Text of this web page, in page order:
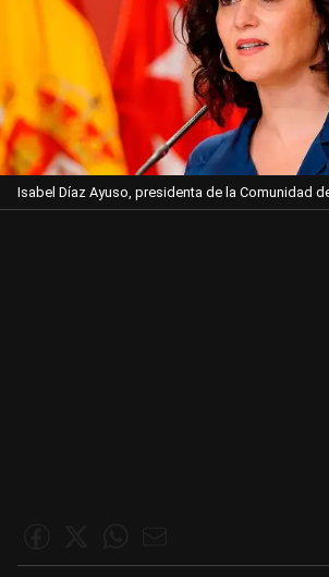
Isabel Díaz Ayuso, presidenta de la Comunidad